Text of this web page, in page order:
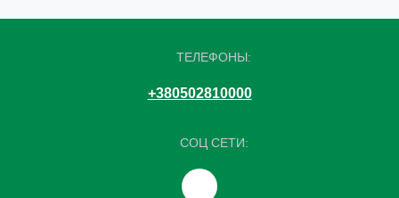
ТЕЛЕФОНЫ:
+380502810000
СОЦ СЕТИ: